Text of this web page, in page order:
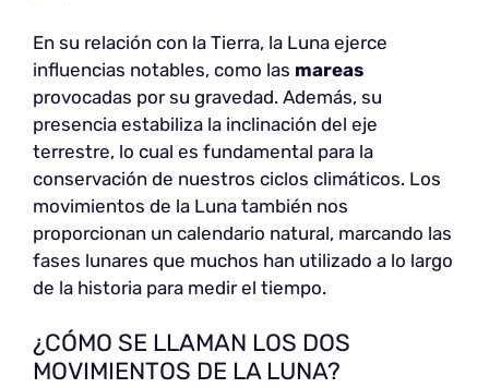
En su relación con la Tierra, la Luna ejerce
influencias notables, como las mareas
provocadas por su gravedad. Además, su
presencia estabiliza la inclinación del eje
terrestre, lo cual es fundamental para la
conservación de nuestros ciclos climáticos. Los
movimientos de la Luna también nos
proporcionan un calendario natural, marcando las
fases lunares que muchos han utilizado a lo largo
de la historia para medir el tiempo.
¿CÓMO SE LLAMAN LOS DOS
MOVIMIENTOS DE LA LUNA?